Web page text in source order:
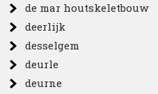
de mar houtskeletbouw
deerlijk
desselgem
deurle
deurne